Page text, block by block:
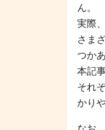
ん。
実際
さま
つか
本記
それ
かり